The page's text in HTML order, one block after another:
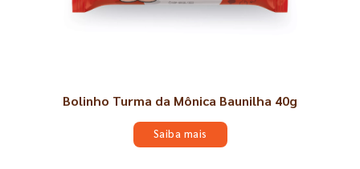
Bolinho Turma da Mônica Baunilha 40g
Saiba mais